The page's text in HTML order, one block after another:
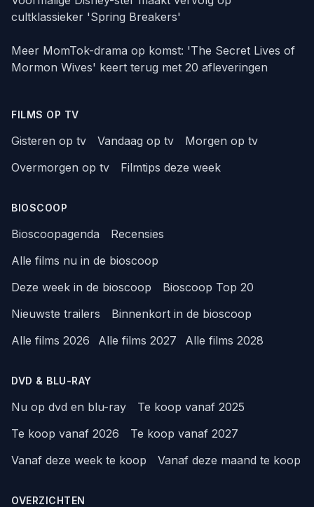
cultklassieker 'Spring Breakers'
Meer MomTok-drama op komst: 'The Secret Lives of
Mormon Wives' keert terug met 20 afleveringen
FILMS OP TV
Gisteren op tv Vandaag op tv
Morgen op tv
Overmorgen op tv
Filmtips deze week
BIOSCOOP
Bioscoopagenda
Recensies
Alle films nu in de bioscoop
Deze week in de bioscoop
Bioscoop Top 20
Nieuwste trailers
Binnenkort in de bioscoop
Alle films 2026
Alle films 2027 Alle films 2028
DVD & BLU-RAY
Nu op dvd en blu-ray
Te koop vanaf 2025
Te koop vanaf 2026
Te koop vanaf 2027
Vanaf deze week te koop
Vanaf deze maand te koop
OVERZICHTEN